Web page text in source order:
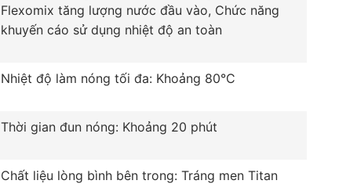
Flexomix tăng lượng nước đầu vào, Chức năng
khuyến cáo sử dụng nhiệt độ an toàn
Nhiệt độ làm nóng tối đa: Khoảng 80°C
Thời gian đun nóng: Khoảng 20 phút
Chất liệu lòng bình bên trong: Tráng men Titan